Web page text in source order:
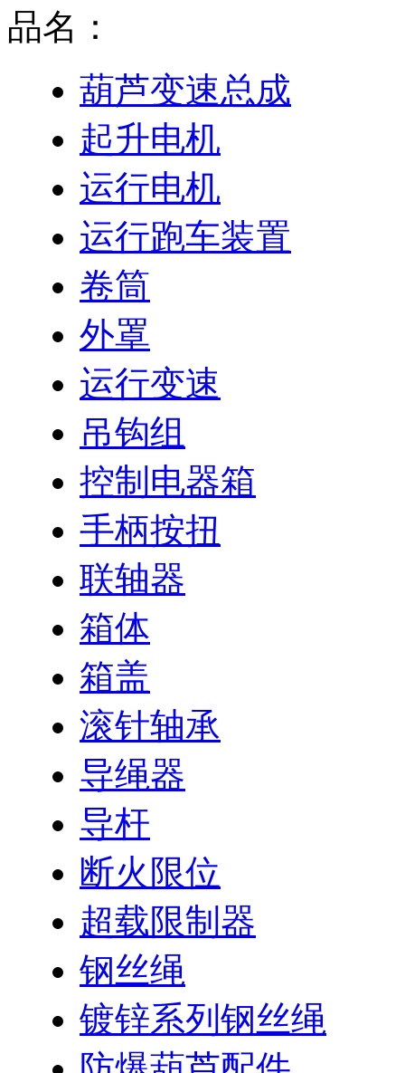
品名：
葫芦变速总成
起升电机
运行电机
运行跑车装置
卷筒
外罩
运行变速
吊钩组
控制电器箱
手柄按扭
联轴器
箱体
箱盖
滚针轴承
导绳器
导杆
断火限位
超载限制器
钢丝绳
镀锌系列钢丝绳